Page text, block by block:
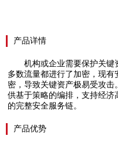
产品详情
机构或企业需要保护关键
多数流量都进行了加密，现
密，导致关键资产极易受攻
供基于策略的编排，支持经
的完整安全服务链。
产品优势